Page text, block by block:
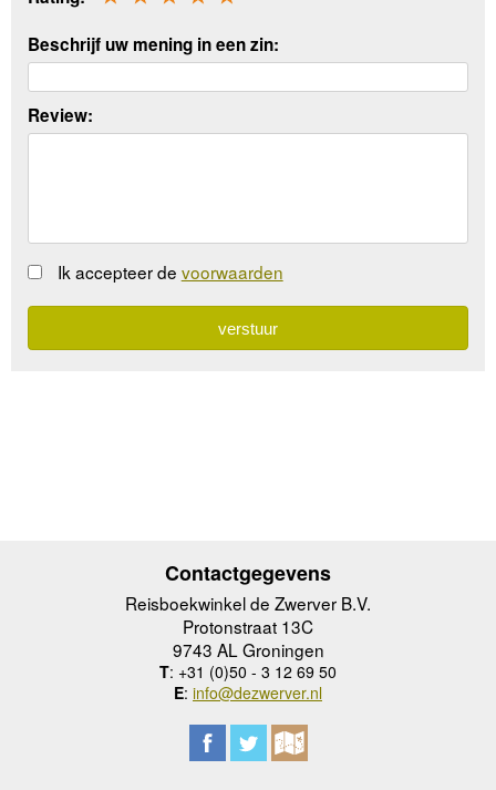
Beschrijf uw mening in een zin:
Review:
Ik accepteer de voorwaarden
Contactgegevens
Reisboekwinkel de Zwerver B.V.
Protonstraat 13C
9743 AL Groningen
T: +31 (0)50 - 3 12 69 50
E: info@dezwerver.nl